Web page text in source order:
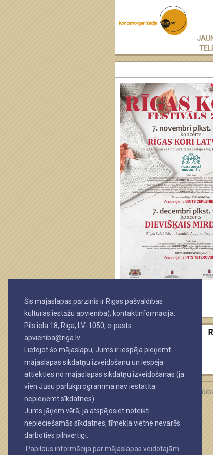
Šīs mājaslapas pārzinis ir Rīgas pašvaldības
kultūras iestāžu apvienība), kontaktinformācija:
Pils iela 18, Rīga, LV-1050, e-pasts:
apvieniba@riga.lv.
Lietojot šo mājaslapu, Jums ir iespēja pieņemt
mājaslapas sīkdatņu izveidošanu un iespēja
attiekties no mājaslapas sīkdatņu izveidošanas (ja
vien Jūsu pārlūkprogramma nav iestatīta
nepieņemt sīkdatnes).
Jums jāņem vērā, ja atspējosiet noteikti
nepieciešamās sīkdatnes, tīmekļa vietne nevarēs
darboties pilnvērtīgi.
Papildus informācija par mājaslapas veidotajām
CITI JAUNUMI
Rīgas valstspilsētas